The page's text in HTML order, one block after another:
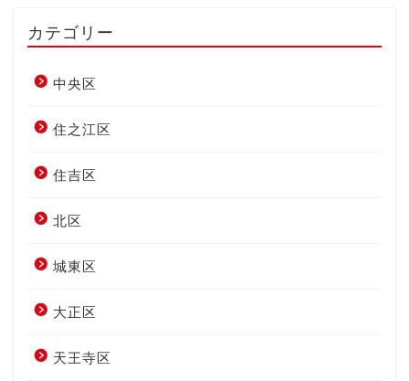
カテゴリー
中央区
住之江区
住吉区
北区
城東区
大正区
天王寺区